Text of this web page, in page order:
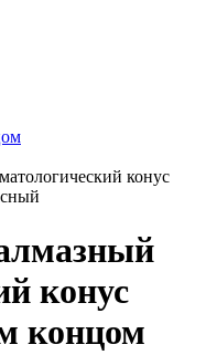
конус
конус
концом